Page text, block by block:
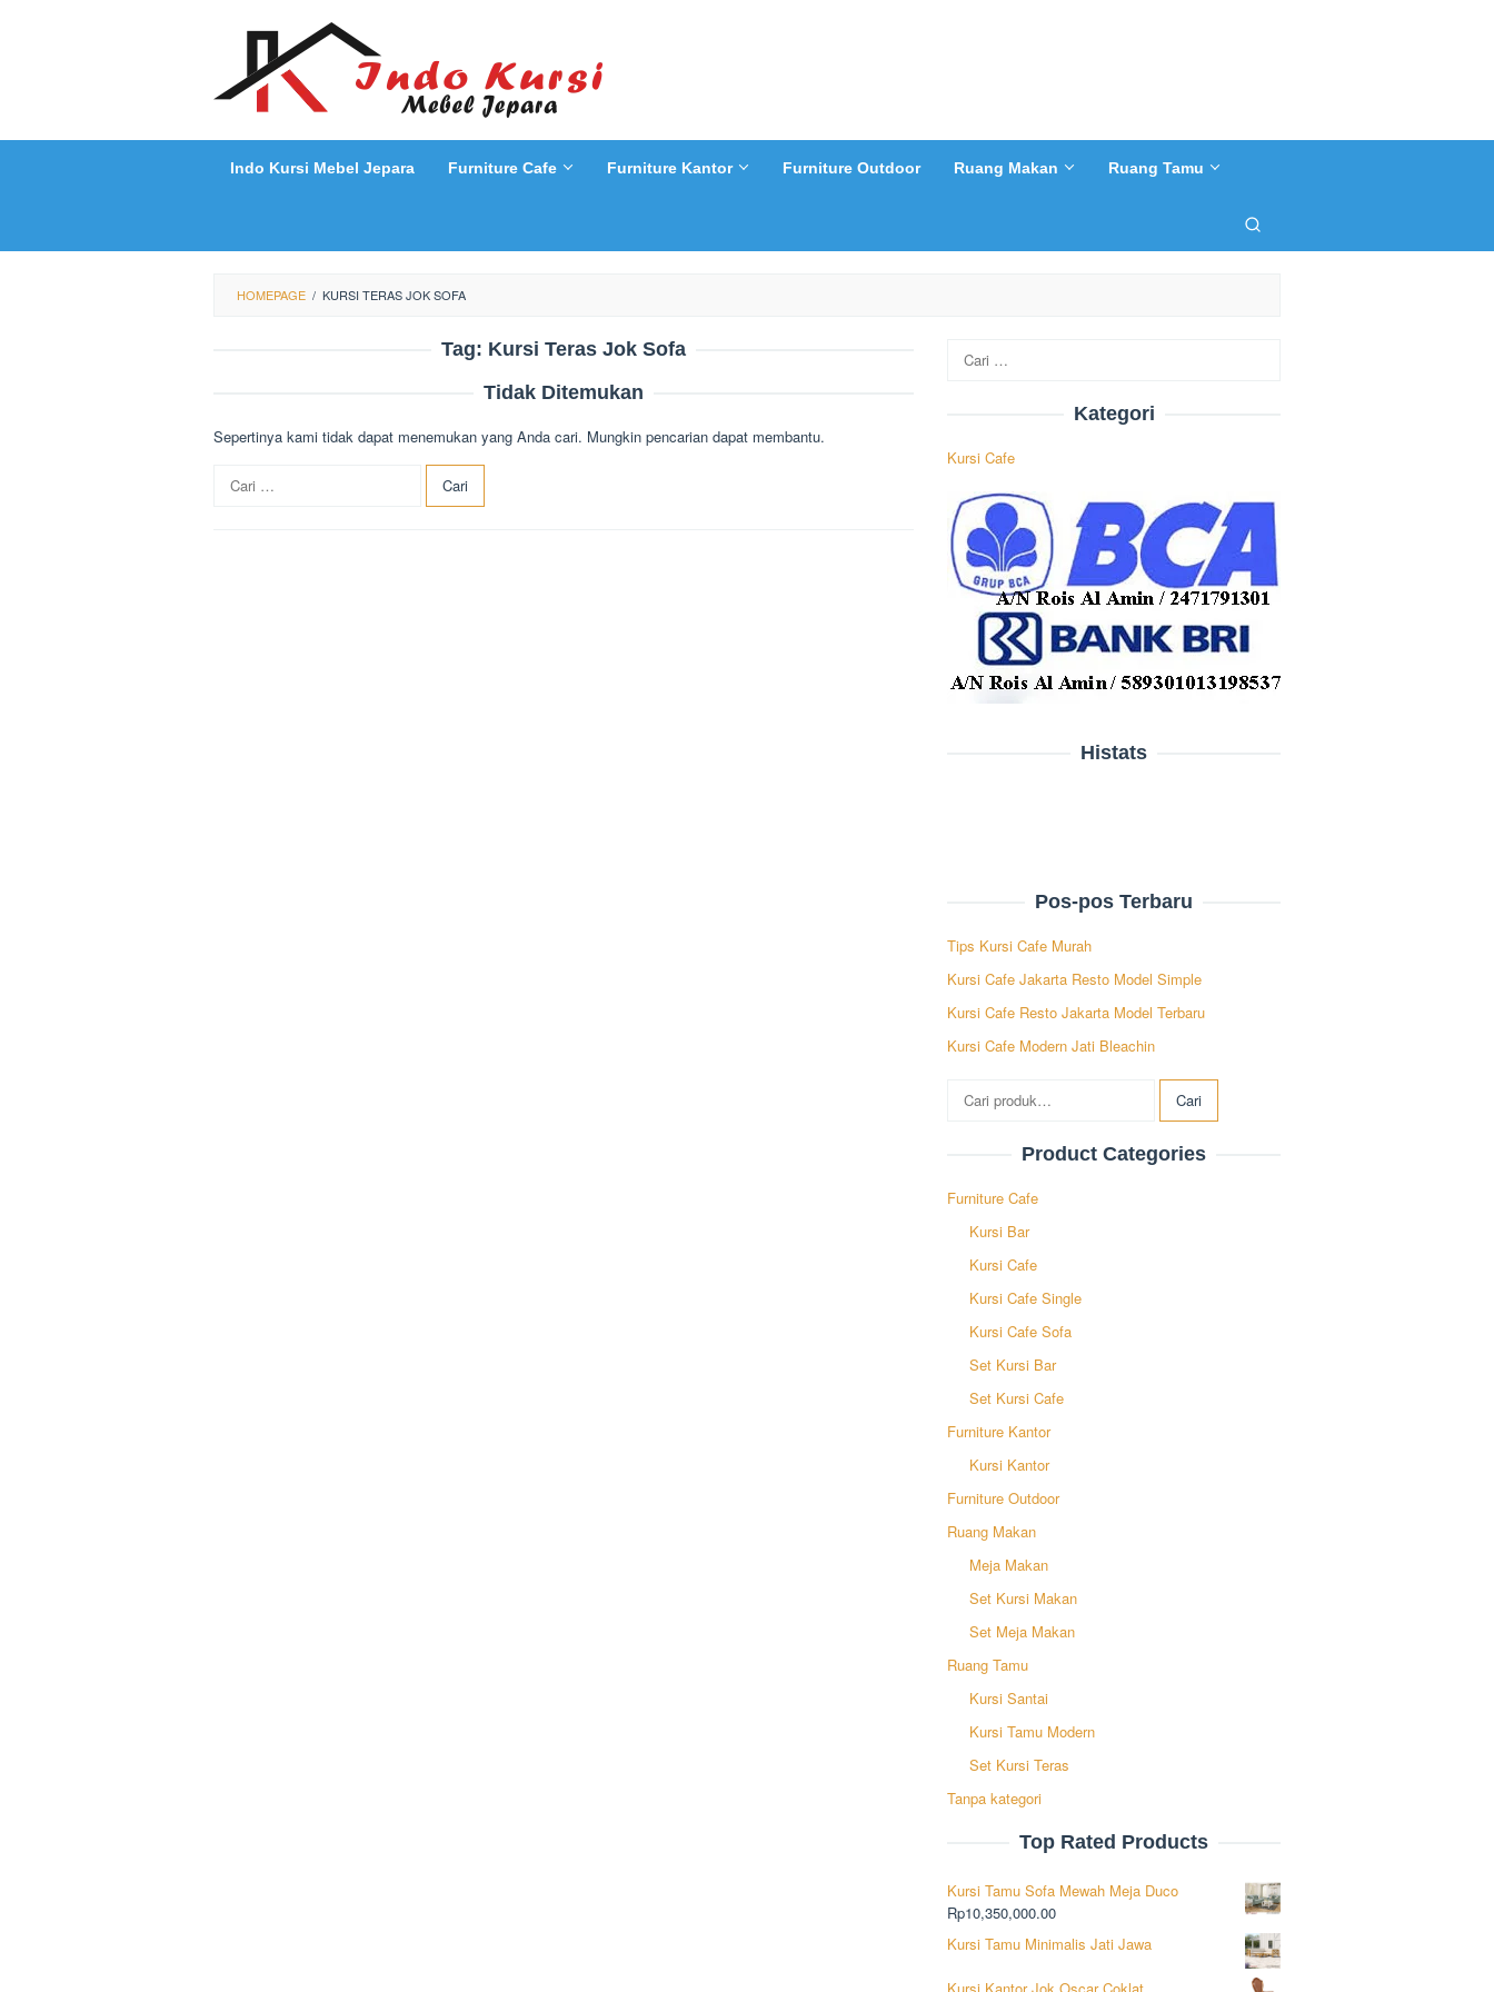
Indo Kursi Mebel Jepara Furniture Cafe Furniture Kantor Furniture Outdoor Ruang Makan Ruang Tamu
HOMEPAGE / KURSI TERAS JOK SOFA
Tag: Kursi Teras Jok Sofa
Tidak Ditemukan
Sepertinya kami tidak dapat menemukan yang Anda cari. Mungkin pencarian dapat membantu.
untuk:
untuk:
Kategori
Kursi Cafe
Histats
Pos-pos Terbaru
Tips Kursi Cafe Murah
Kursi Cafe Jakarta Resto Model Simple
Kursi Cafe Resto Jakarta Model Terbaru
Kursi Cafe Modern Jati Bleachin
untuk:
Cari
Product Categories
Furniture Cafe
Kursi Bar
Kursi Cafe
Kursi Cafe Single
Kursi Cafe Sofa
Set Kursi Bar
Set Kursi Cafe
Furniture Kantor
Kursi Kantor
Furniture Outdoor
Ruang Makan
Meja Makan
Set Kursi Makan
Set Meja Makan
Ruang Tamu
Kursi Santai
Kursi Tamu Modern
Set Kursi Teras
Tanpa kategori
Top Rated Products
Kursi Tamu Sofa Mewah Meja Duco
Rp10,350,000.00
Kursi Tamu Minimalis Jati Jawa